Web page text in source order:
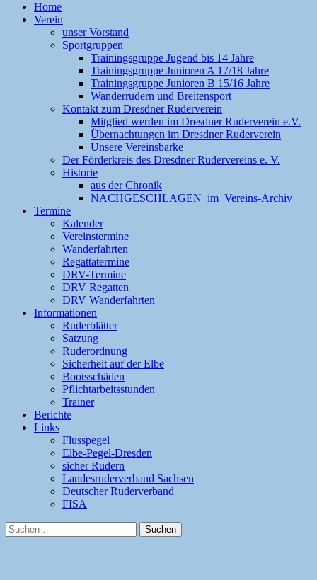
Home
Verein
unser Vorstand
Sportgruppen
Trainingsgruppe Jugend bis 14 Jahre
Trainingsgruppe Junioren A 17/18 Jahre
Trainingsgruppe Junioren B 15/16 Jahre
Wanderrudern und Breitensport
Kontakt zum Dresdner Ruderverein
Mitglied werden im Dresdner Ruderverein e.V.
Übernachtungen im Dresdner Ruderverein
Unsere Vereinsbarke
Der Förderkreis des Dresdner Rudervereins e. V.
Historie
aus der Chronik
NACHGESCHLAGEN im Vereins-Archiv
Termine
Kalender
Vereinstermine
Wanderfahrten
Regattatermine
DRV-Termine
DRV Regatten
DRV Wanderfahrten
Informationen
Ruderblätter
Satzung
Ruderordnung
Sicherheit auf der Elbe
Bootsschäden
Pflichtarbeitsstunden
Trainer
Berichte
Links
Flusspegel
Elbe-Pegel-Dresden
sicher Rudern
Landesruderverband Sachsen
Deutscher Ruderverband
FISA
Suchen
nach: